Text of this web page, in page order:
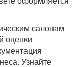
салонам
оценки
Узнайте